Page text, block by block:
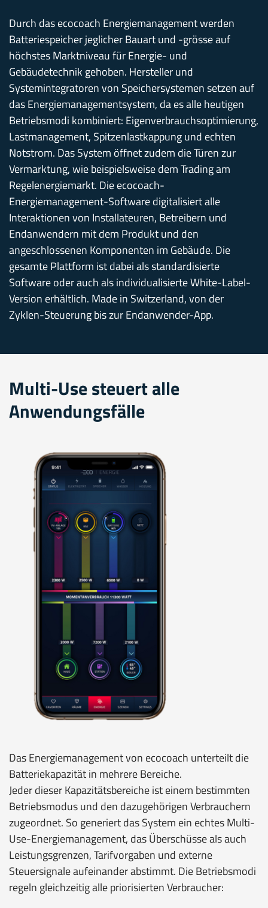
Durch das ecocoach Energiemanagement werden
Batteriespeicher jeglicher Bauart und -grösse auf
höchstes Marktniveau für Energie- und
Gebäudetechnik gehoben. Hersteller und
Systemintegratoren von Speichersystemen setzen auf
das Energiemanagementsystem, da es alle heutigen
Betriebsmodi kombiniert: Eigenverbrauchsoptimierung,
Lastmanagement, Spitzenlastkappung und echten
Notstrom. Das System öffnet zudem die Türen zur
Vermarktung,wie beispielsweisedem Trading am
Regelenergiemarkt. Die ecocoach-
Energiemanagement-Software digitalisiert alle
Interaktionen von Installateuren, Betreibern und
Endanwendern mit dem Produkt und den
angeschlossenen Komponenten im Gebäude. Die
gesamte Plattform ist dabei als standardisierte
Software oder auch als individualisierte White-Label-
Version erhältlich. Made in Switzerland, von der
Zyklen-Steuerung bis zur Endanwender-App.
Multi-Use steuert alle
Anwendungsfälle
Das Energiemanagement von ecocoach unterteilt die
Batteriekapazität in mehrere Bereiche.
Jeder dieser Kapazitätsbereiche ist einem bestimmten
Betriebsmodus und den dazugehörigen Verbrauchern
zugeordnet. So generiert das System ein echtes Multi-
Use-Energiemanagement, das Überschüsse als auch
Leistungsgrenzen, Tarifvorgaben und externe
Steuersignale aufeinander abstimmt. Die Betriebsmodi
regeln gleichzeitig alle priorisierten Verbraucher: